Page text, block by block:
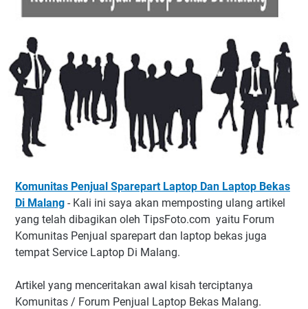
Komunitas Penjual Sparepart Laptop Dan Laptop Bekas
Di Malang - Kali ini saya akan memposting ulang artikel
yang telah dibagikan oleh TipsFoto.com yaitu Forum
Komunitas Penjual sparepart dan laptop bekas juga
tempat Service Laptop Di Malang.
Artikel yang menceritakan awal kisah terciptanya
Komunitas / Forum Penjual Laptop Bekas Malang.